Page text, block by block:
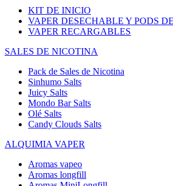
KIT DE INICIO
VAPER DESECHABLE Y PODS
VAPER RECARGABLES
SALES DE NICOTINA
Pack de Sales de Nicotina
Sinhumo Salts
Juicy Salts
Mondo Bar Salts
Olé Salts
Candy Clouds Salts
ALQUIMIA VAPER
Aromas vapeo
Aromas longfill